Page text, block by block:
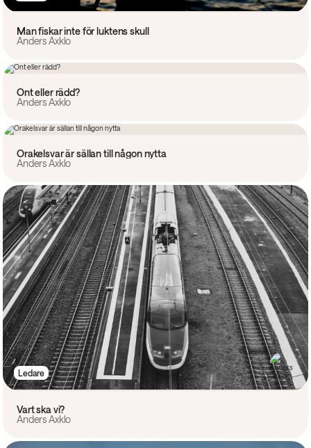
Man fiskar inte för luktens skull
Anders Axklo
Ont eller rädd?
Anders Axklo
Orakelsvar är sällan till någon nytta
Anders Axklo
Ledare
Vart ska vi?
Anders Axklo